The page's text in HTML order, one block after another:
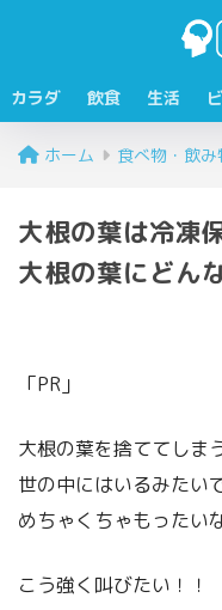
カラダ 飲食 生活
ホーム 食べ物・飲み
大根の葉は冷凍
大根の葉にどん
「PR」
大根の葉を捨ててしま
世の中にはいるみたい
めちゃくちゃもったい
こう強く叫びたい！！